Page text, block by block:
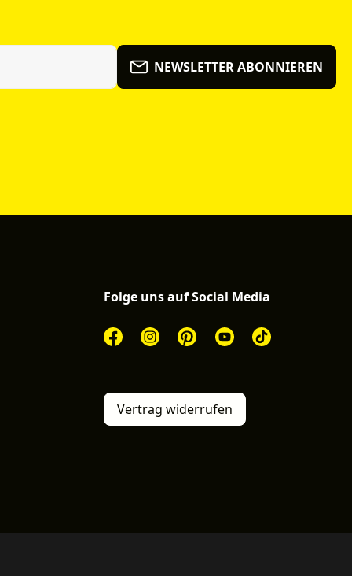
NEWSLETTER ABONNIEREN
Folge uns auf Social Media
Vertrag widerrufen